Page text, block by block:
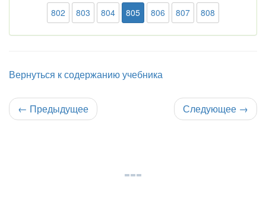
802 803 804 805 806 807 808
Вернуться к содержанию учебника
← Предыдущее Следующее →